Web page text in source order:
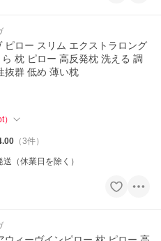
リム エクストラロング
枕 ピロー 高反発枕 洗える 調
抜群 低め 薄い枕
）
（3件）
（休業日を除く）